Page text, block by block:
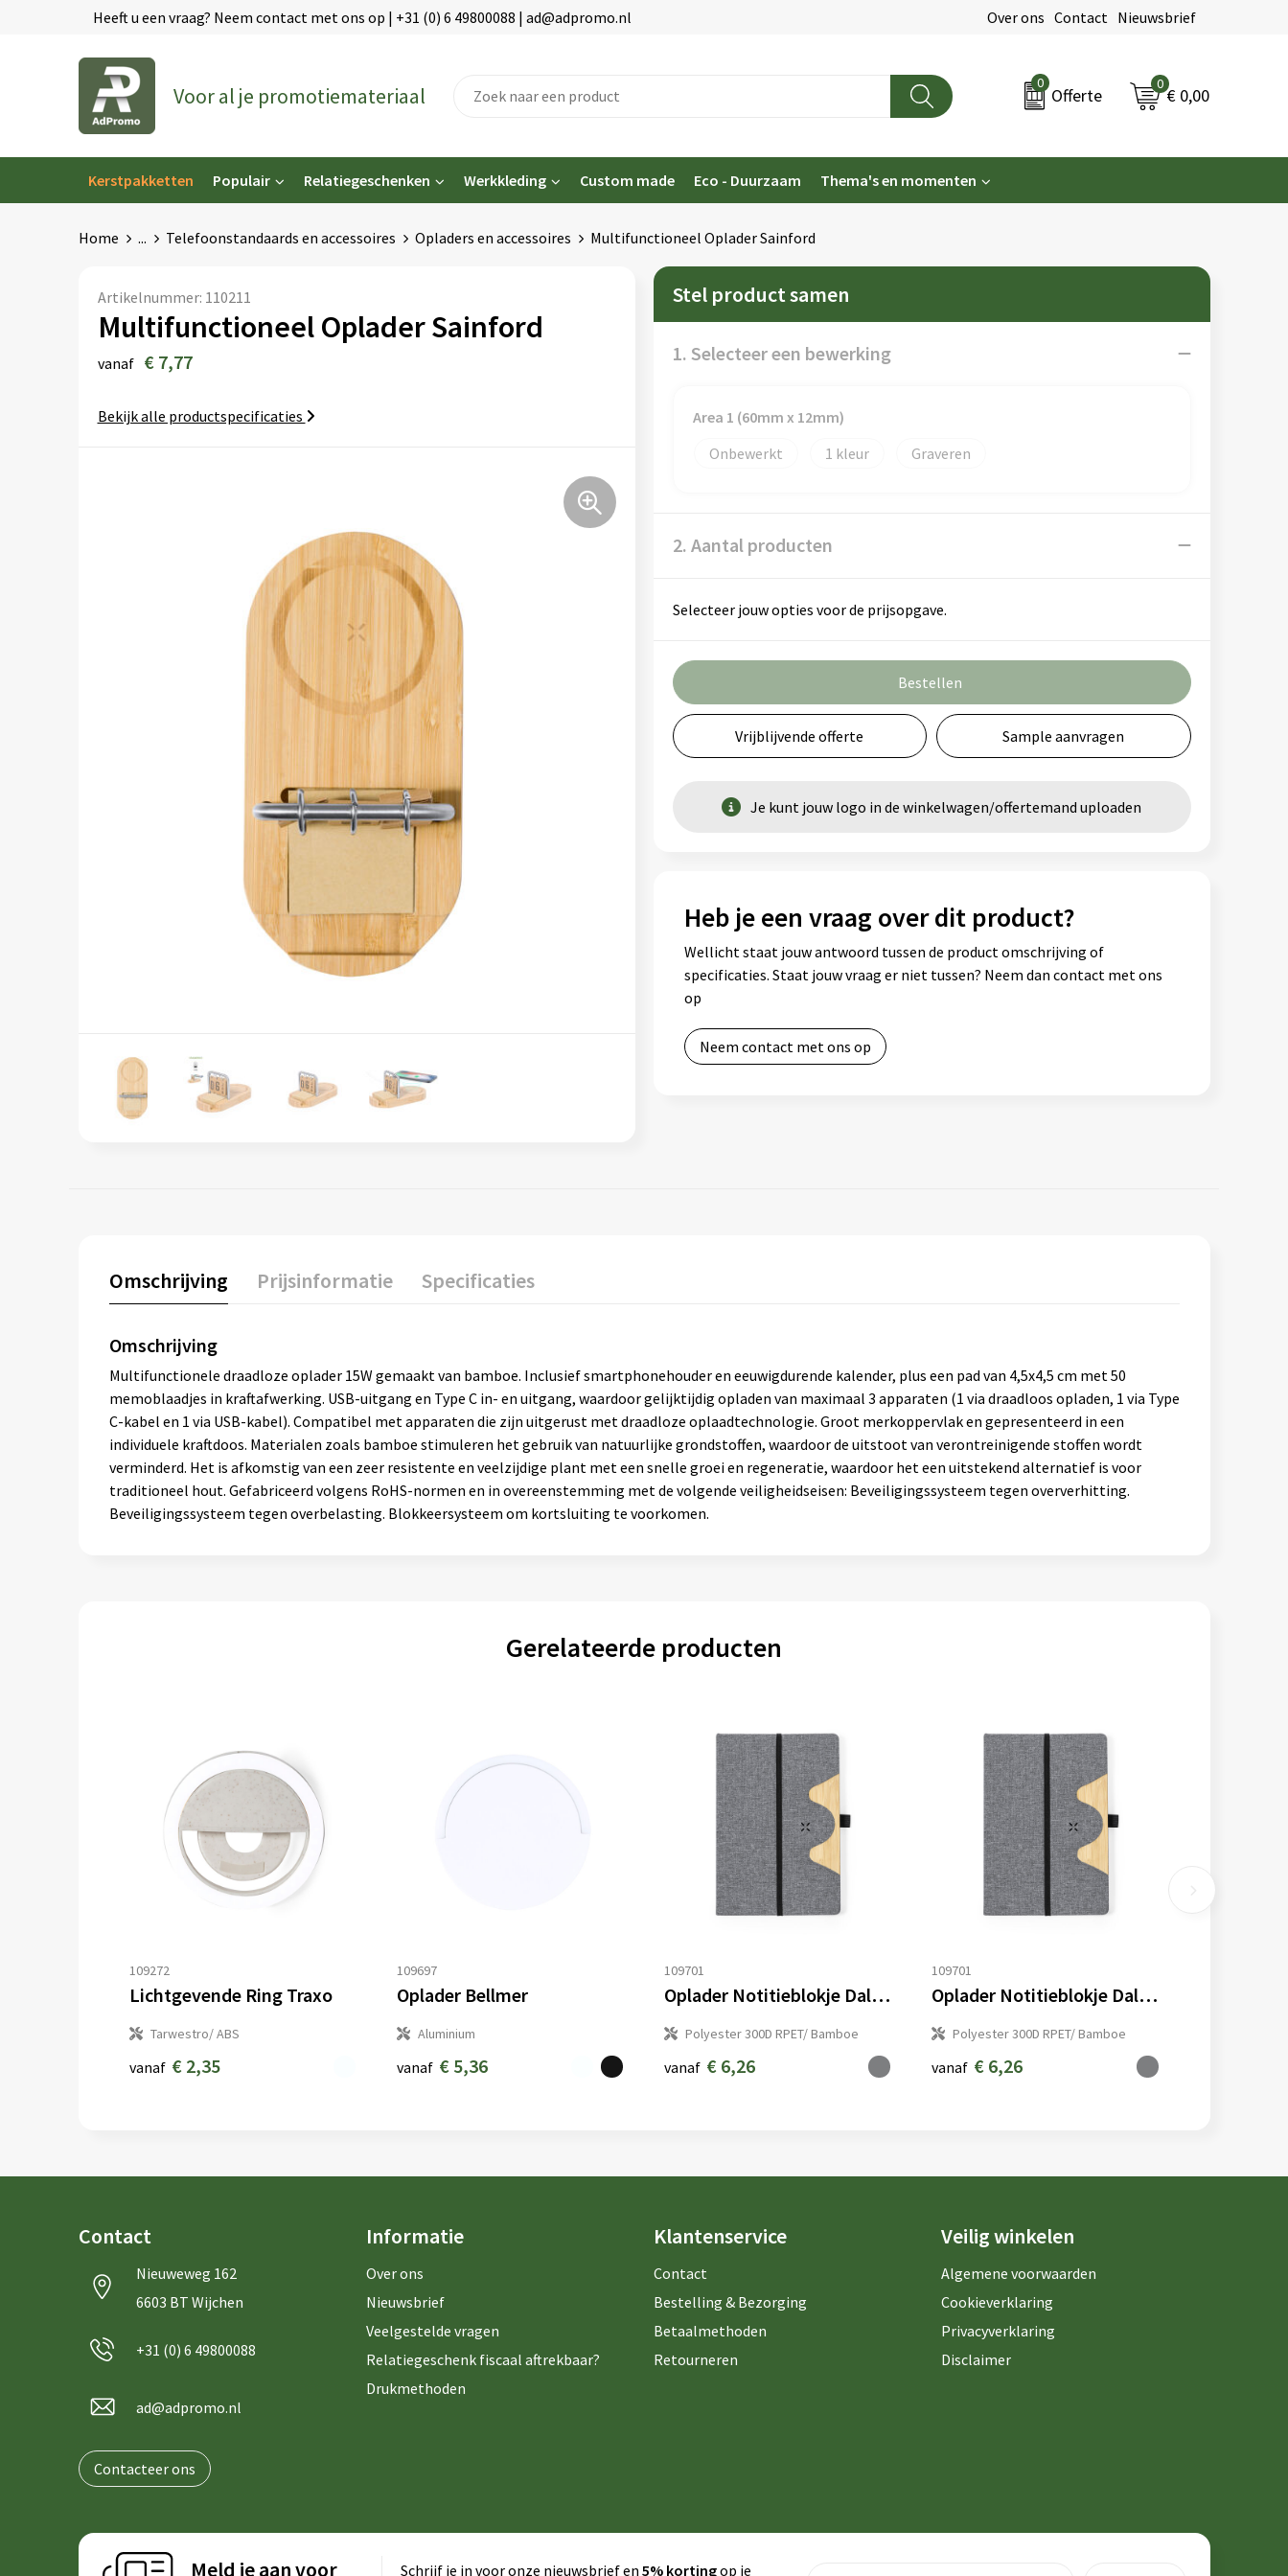
Heeft u een vraag? Neem contact met ons op | +31 (0) 6 49800088 | ad@adpromo.nl Over ons Contact Nieuwsbrief
Voor al je promotiemateriaal 0
Offerte
0
€ 0,00
Kerstpakketten Populair Relatiegeschenken Werkkleding Custom made Eco - Duurzaam Thema's en momenten
Home ... Telefoonstandaards en accessoires Opladers en accessoires Multifunctioneel Oplader Sainford
Artikelnummer: 110211
Multifunctioneel Oplader Sainford
vanaf € 7,77
Bekijk alle productspecificaties
Stel product samen
1. Selecteer een bewerking
Area 1 (60mm x 12mm)
Onbewerkt
1 Graveren
2. Aantal producten
Selecteer jouw opties voor de prijsopgave.
Bestellen
Vrijblijvende offerte Sample aanvragen
Je kunt jouw logo in de winkelwagen/offertemand uploaden
Heb je een vraag over dit product?
Wellicht staat jouw antwoord tussen de product omschrijving of
specificaties. Staat jouw vraag er niet tussen? Neem dan contact met ons
op
Neem contact met ons op
Omschrijving Prijsinformatie Specificaties
Omschrijving
Multifunctionele draadloze oplader 15W gemaakt van bamboe. Inclusief smartphonehouder en eeuwigdurende kalender, plus een pad van 4,5x4,5 cm met 50
memoblaadjes in kraftafwerking. USB-uitgang en Type C in- en uitgang, waardoor gelijktijdig opladen van maximaal 3 apparaten (1 via draadloos opladen, 1 via Type
C-kabel en 1 via USB-kabel). Compatibel met apparaten die zijn uitgerust met draadloze oplaadtechnologie. Groot merkoppervlak en gepresenteerd in een
individuele kraftdoos. Materialen zoals bamboe stimuleren het gebruik van natuurlijke grondstoffen, waardoor de uitstoot van verontreinigende stoffen wordt
verminderd. Het is afkomstig van een zeer resistente en veelzijdige plant met een snelle groei en regeneratie, waardoor het een uitstekend alternatief is voor
traditioneel hout. Gefabriceerd volgens RoHS-normen en in overeenstemming met de volgende veiligheidseisen: Beveiligingssysteem tegen oververhitting.
Beveiligingssysteem tegen overbelasting. Blokkeersysteem om kortsluiting te voorkomen.
Gerelateerde producten
109272
Lichtgevende Ring Traxo
Tarwestro/ ABS
vanaf € 2,35
109697
Oplader Bellmer
Aluminium
vanaf € 5,36
109701
Oplader Notitieblokje Dalou
Polyester 300D RPET/ Bamboe
vanaf € 6,26
109701
Oplader Notitieblokje Dalou
Polyester 300D RPET/ Bamboe
vanaf € 6,26
Contact
Nieuweweg 162
6603 BT Wijchen
+31 (0) 6 49800088
ad@adpromo.nl
Contacteer ons
Informatie
Over ons
Nieuwsbrief
Veelgestelde vragen
Relatiegeschenk fiscaal aftrekbaar?
Drukmethoden
Klantenservice
Contact
Bestelling & Bezorging
Betaalmethoden
Retourneren
Veilig winkelen
Algemene voorwaarden
Cookieverklaring
Privacyverklaring
Disclaimer
Meld je aan voor Schrijf je in voor onze nieuwsbrief en 5% kortingop je